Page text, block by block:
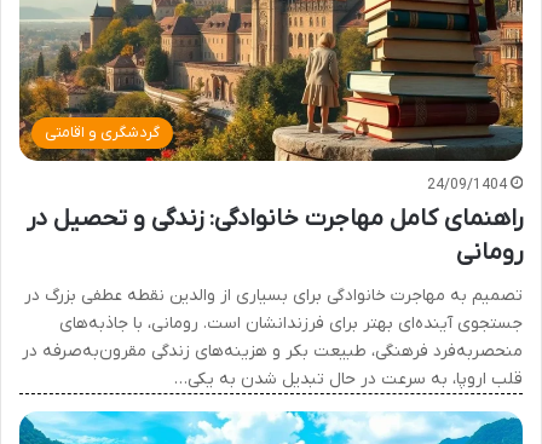
گردشگری و اقامتی
24/09/1404
راهنمای کامل مهاجرت خانوادگی: زندگی و تحصیل در
رومانی
تصمیم به مهاجرت خانوادگی برای بسیاری از والدین نقطه عطفی بزرگ در
جستجوی آینده‌ای بهتر برای فرزندانشان است. رومانی، با جاذبه‌های
منحصربه‌فرد فرهنگی، طبیعت بکر و هزینه‌های زندگی مقرون‌به‌صرفه در
قلب اروپا، به سرعت در حال تبدیل شدن به یکی…